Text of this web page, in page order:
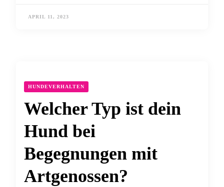
APRIL 11, 2023
HUNDEVERHALTEN
Welcher Typ ist dein
Hund bei
Begegnungen mit
Artgenossen?